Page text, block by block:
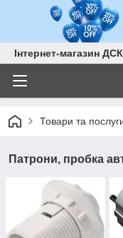
Інтернет-магазин
Товари та
Патрони, пробка